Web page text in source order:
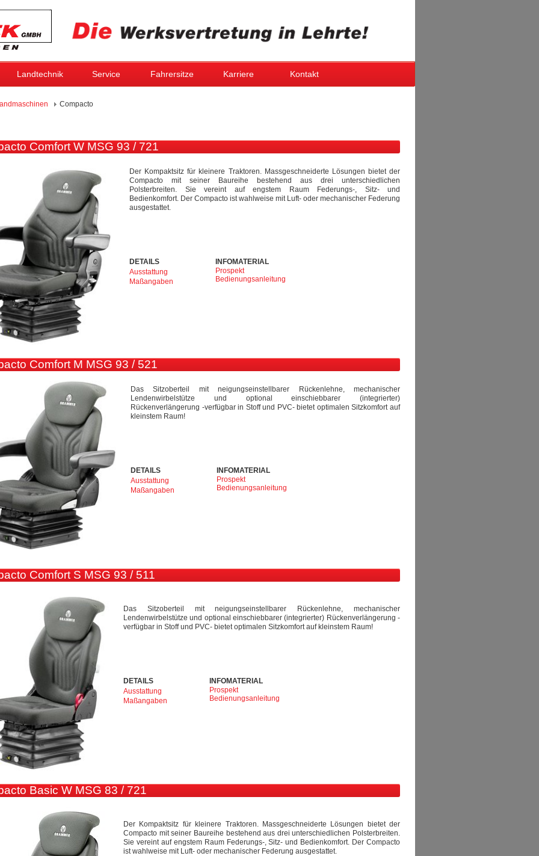
Landtechnik Service Fahrersitze Karriere Kontakt
Compacto
Comfort W MSG 93 / 721
Der Kompaktsitz für kleinere Traktoren. Massgeschneiderte Lösungen bietet der
Compacto mit seiner Baureihe bestehend aus drei unterschiedlichen
Polsterbreiten. Sie vereint auf engstem Raum Federungs-, Sitz- und
Bedienkomfort. Der Compacto ist wahlweise mit Luft- oder mechanischer Federung
ausgestattet.
DETAILS
Ausstattung
Maßangaben
INFOMATERIAL
Prospekt
Bedienungsanleitung
Comfort M MSG 93 / 521
Das Sitzoberteil mit neigungseinstellbarer Rückenlehne, mechanischer
Lendenwirbelstütze und optional einschiebbarer (integrierter)
Rückenverlängerung -verfügbar in Stoff und PVC- bietet optimalen Sitzkomfort auf
kleinstem Raum!
DETAILS
Ausstattung
Maßangaben
INFOMATERIAL
Prospekt
Bedienungsanleitung
Comfort S MSG 93 / 511
Das Sitzoberteil mit neigungseinstellbarer Rückenlehne, mechanischer
Lendenwirbelstütze und optional einschiebbarer (integrierter) Rückenverlängerung -
verfügbar in Stoff und PVC- bietet optimalen Sitzkomfort auf kleinstem Raum!
DETAILS
Ausstattung
Maßangaben
INFOMATERIAL
Prospekt
Bedienungsanleitung
Basic W MSG 83 / 721
Der Kompaktsitz für kleinere Traktoren. Massgeschneiderte Lösungen bietet der
Compacto mit seiner Baureihe bestehend aus drei unterschiedlichen Polsterbreiten.
Sie vereint auf engstem Raum Federungs-, Sitz- und Bedienkomfort. Der Compacto
ist wahlweise mit Luft- oder mechanischer Federung ausgestattet.